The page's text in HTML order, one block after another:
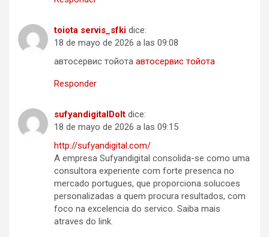
toiota servis_sfki dice:
18 de mayo de 2026 a las 09:08
автосервис тойота автосервис тойота
Responder
sufyandigitalDoIt dice:
18 de mayo de 2026 a las 09:15
http://sufyandigital.com/
A empresa Sufyandigital consolida-se como uma
consultora experiente com forte presenca no
mercado portugues, que proporciona solucoes
personalizadas a quem procura resultados, com
foco na excelencia do servico. Saiba mais
atraves do link.